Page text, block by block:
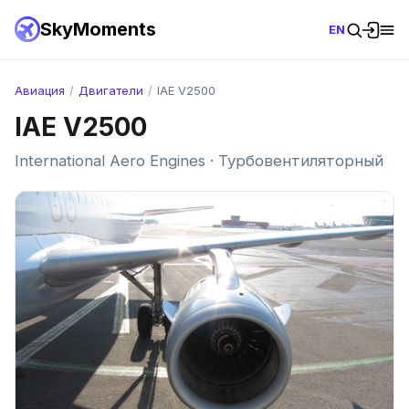
SkyMoments EN
Авиация / Двигатели / IAE V2500
IAE V2500
International Aero Engines · Турбовентиляторный